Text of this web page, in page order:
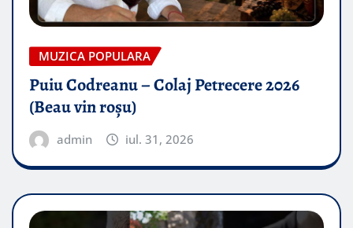
MUZICA POPULARA
Puiu Codreanu – Colaj Petrecere 2026
(Beau vin roșu)
admin iul. 31, 2026